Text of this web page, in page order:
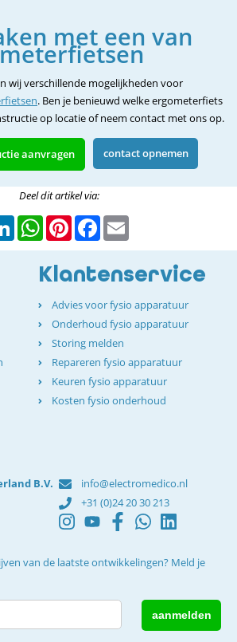
met een van
wij verschillende mogelijkheden voor
. Ben je benieuwd welke ergometerfiets
op locatie of neem contact met ons op.
aanvragen contact opnemen
Deel dit artikel via:
LinkedInWhatsAppPinterestFacebook
Klantenservice
Advies voor fysio apparatuur
Onderhoud fysio apparatuur
Storing melden
Repareren fysio apparatuur
Keuren fysio apparatuur
Kosten fysio onderhoud
B.V.
info@electromedico.nl
+31 (0)24 20 30 213
van de laatste ontwikkelingen? Meld je